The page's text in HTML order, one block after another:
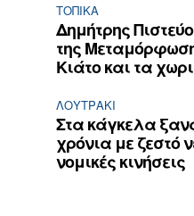
ΤΟΠΙΚΑ
Δημήτρης
της
Κιάτο και τα
ΛΟΥΤΡΆΚΙ
Στα κάγκελα
χρόνια με ζεστό
νομικές κινήσεις